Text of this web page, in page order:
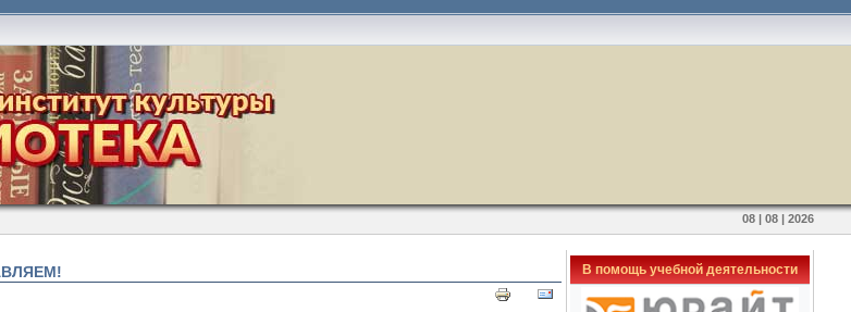
08 | 08 | 2026
В помощь учебной деятельности